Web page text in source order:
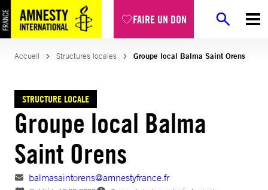
FAIRE UN DON
Aller
au
contenu
Accueil Structures locales Groupe local Balma Saint Orens
STRUCTURE LOCALE
Groupe local Balma
Saint Orens
balmasaintorens@amnestyfrance.fr